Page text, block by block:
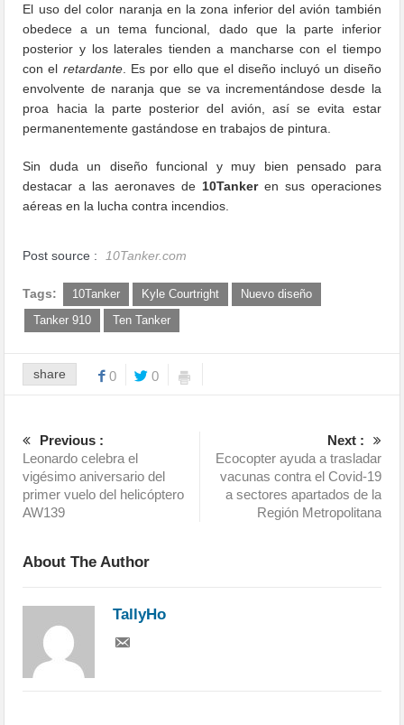
El uso del color naranja en la zona inferior del avión también
obedece a un tema funcional, dado que la parte inferior
posterior y los laterales tienden a mancharse con el tiempo
con el retardante. Es por ello que el diseño incluyó un diseño
envolvente de naranja que se va incrementándose desde la
proa hacia la parte posterior del avión, así se evita estar
permanentemente gastándose en trabajos de pintura.
Sin duda un diseño funcional y muy bien pensado para
destacar a las aeronaves de 10Tankeren sus operaciones
aéreas en la lucha contra incendios.
Post source : 10Tanker.com
Tags: 10Tanker Kyle Courtright
Nuevo diseño
Tanker 910
Ten Tanker
share 0 0
Previous :
Leonardo celebra el
vigésimo aniversario del
primer vuelo del helicóptero
AW139
Next :
Ecocopter ayuda a trasladar
vacunas contra el Covid-19
a sectores apartados de la
Región Metropolitana
About The Author
TallyHo